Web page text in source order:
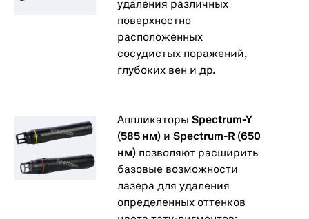
удаления различных
поверхностно
расположенных
сосудистых поражений,
глубоких вен и др.
Аппликаторы Spectrum-Y
(585 нм) и Spectrum-R (650
нм) позволяют расширить
базовые возможности
лазера для удаления
определенных оттенков